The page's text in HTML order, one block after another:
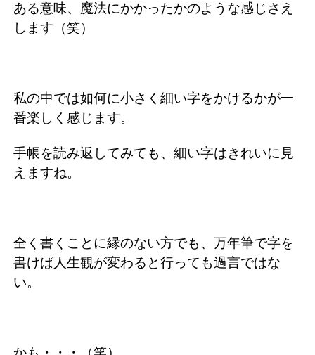
ある意味、魔法にかかったかのような感じさえ
します（笑）
私の中では如何に小さく細い字をかけるかが一
番楽しく感じます。
手帳を読み返してみても、細い字はきれいに見
えますね。
全く書くことに縁のない方でも、万年筆で字を
書けば人生観が変わると行っても過言ではな
い。